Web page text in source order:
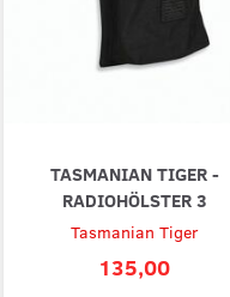
TASMANIAN TIGER -
RADIOHÖLSTER 3
Tasmanian Tiger
135,00